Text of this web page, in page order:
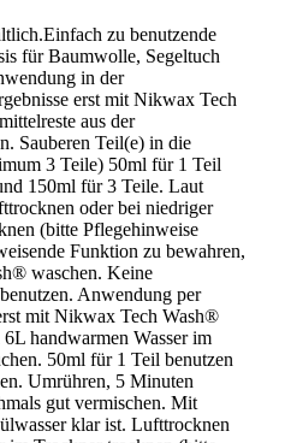
zu benutzende
für Baumwolle, Segeltuch
in der
erst mit Nikwax Tech
aus der
Sauberen Teil(e) in die
3 Teile) 50ml für 1 Teil
150ml für 3 Teile. Laut
oder bei niedriger
(bitte Pflegehinweise
Funktion zu bewahren,
waschen. Keine
Anwendung per
mit Nikwax Tech Wash®
handwarmen Wasser im
50ml für 1 Teil benutzen
Umrühren, 5 Minuten
gut vermischen. Mit
klar ist. Lufttrocknen